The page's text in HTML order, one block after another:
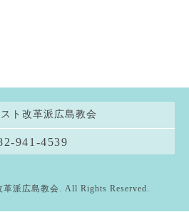
ト改革派広島教会
941-4539
革派広島教会. All Rights Reserved.